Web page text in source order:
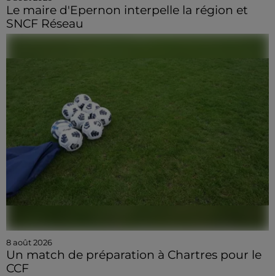
Le maire d'Epernon interpelle la région et
SNCF Réseau
8 août 2026
Un match de préparation à Chartres pour le
CCF